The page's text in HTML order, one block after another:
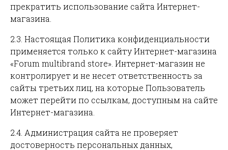
прекратить использование сайта Интернет-
магазина.
2.3. Настоящая Политика конфиденциальности
применяется только к сайту Интернет-магазина
«Forum multibrand store». Интернет-магазин не
контролирует и не несет ответственность за
сайты третьих лиц, на которые Пользователь
может перейти по ссылкам, доступным на сайте
Интернет-магазина.
2.4. Администрация сайта не проверяет
достоверность персональных данных,